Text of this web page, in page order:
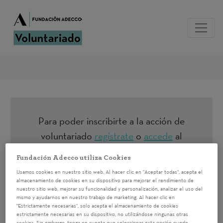
Para poder inscribirte a la acción de
voluntariado regístrate o accede al
Proyecto de formación
en Escuelas de
Fundación Adecco utiliza Cookies
Usamos cookies en nuestro sitio web. Al hacer clic en "Aceptar todas", acepta el
almacenamiento de cookies en su dispositivo para mejorar el rendimiento de
nuestro sitio web, mejorar su funcionalidad y personalización, analizar el uso del
mismo y ayudarnos en nuestro trabajo de marketing. Al hacer clic en
"Estrictamente necesarias", solo acepta el almacenamiento de cookies
estrictamente necesarias en su dispositivo, no utilizándose ningunas otras